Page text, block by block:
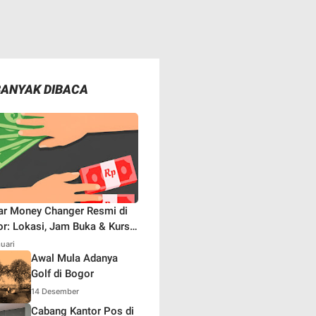
DIBACA
Money Changer Resmi di
Lokasi, Jam Buka & Kurs
Awal Mula Adanya
Golf di Bogor
14 Desember
Cabang Kantor Pos di